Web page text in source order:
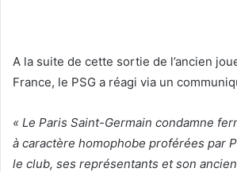
A la suite de cette sortie de l’ancien
France, le PSG a réagi via un
« Le Paris Saint-Germain condamne
à caractère homophobe proférées par
le club, ses représentants et son